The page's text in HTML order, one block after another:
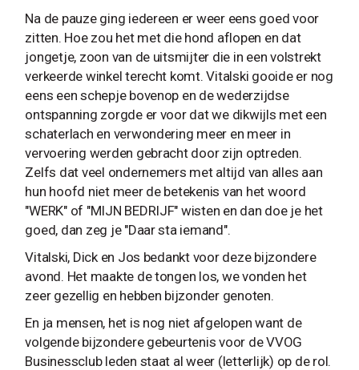
Na de pauze ging iedereen er weer eens goed voor
zitten. Hoe zou het met die hond aflopen en dat
jongetje, zoon van de uitsmijter die in een volstrekt
verkeerde winkel terecht komt. Vitalski gooide er nog
eens een schepje bovenop en de wederzijdse
ontspanning zorgde er voor dat we dikwijls met een
schaterlach en verwondering meer en meer in
vervoering werden gebracht door zijn optreden.
Zelfs dat veel ondernemers met altijd van alles aan
hun hoofd niet meer de betekenis van het woord
"WERK" of "MIJN BEDRIJF" wisten en dan doe je het
goed, dan zeg je "Daar sta iemand".
Vitalski, Dick en Jos bedankt voor deze bijzondere
avond. Het maakte de tongen los, we vonden het
zeer gezellig en hebben bijzonder genoten.
En ja mensen, het is nog niet afgelopen want de
volgende bijzondere gebeurtenis voor de VVOG
Businessclub leden staat al weer (letterlijk) op de rol.